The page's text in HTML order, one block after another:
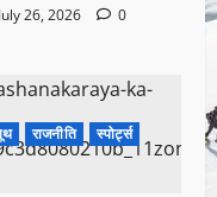
July 26, 2026
0
राजनीति
स्पोर्ट्स